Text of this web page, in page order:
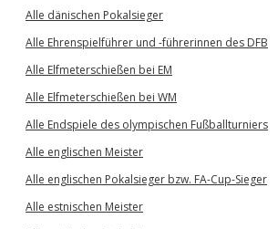
Alle dänischen Pokalsieger
Alle Ehrenspielführer und -führerinnen des DFB
Alle Elfmeterschießen bei EM
Alle Elfmeterschießen bei WM
Alle Endspiele des olympischen Fußballturniers
Alle englischen Meister
Alle englischen Pokalsieger bzw. FA-Cup-Sieger
Alle estnischen Meister